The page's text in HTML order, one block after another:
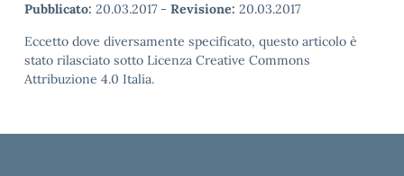
Pubblicato: 20.03.2017 - Revisione: 20.03.2017
Eccetto dove diversamente specificato, questo articolo è
stato rilasciato sotto Licenza Creative Commons
Attribuzione 4.0 Italia.